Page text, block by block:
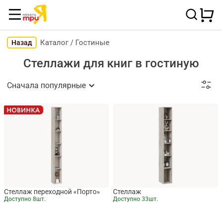
Назад Каталог / Гостиные
Стеллажи для книг в гостиную
Сначала популярные
Стеллаж переходной «Порто»
Доступно 8шт.
Стеллаж
Доступно 33шт.